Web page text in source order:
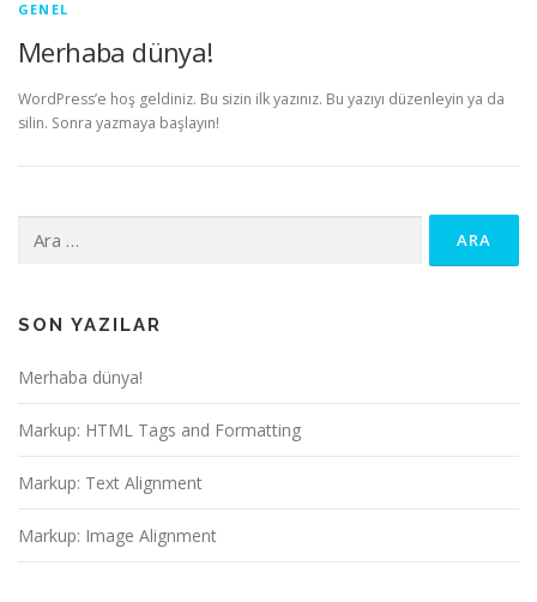
GENEL
Merhaba dünya!
WordPress’e hoş geldiniz. Bu sizin ilk yazınız. Bu yazıyı düzenleyin ya da
silin. Sonra yazmaya başlayın!
SON YAZILAR
Merhaba dünya!
Markup: HTML Tags and Formatting
Markup: Text Alignment
Markup: Image Alignment